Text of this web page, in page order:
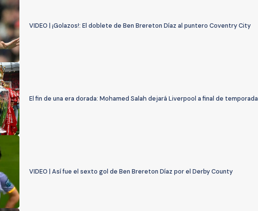
VIDEO | ¡Golazos!: El doblete de Ben Brereton Díaz al puntero Coventry City
El fin de una era dorada: Mohamed Salah dejará Liverpool a final de temporada
VIDEO | Así fue el sexto gol de Ben Brereton Díaz por el Derby County